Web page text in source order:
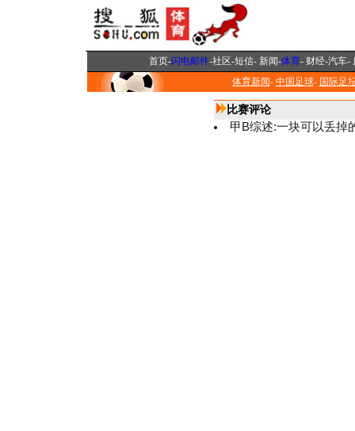
首页-闪电邮件-社区-短信- 新闻-体育- 财经-汽车-
体育新闻- 中国足球- 国际足
比赛评论
甲B综述:一块可以丢掉